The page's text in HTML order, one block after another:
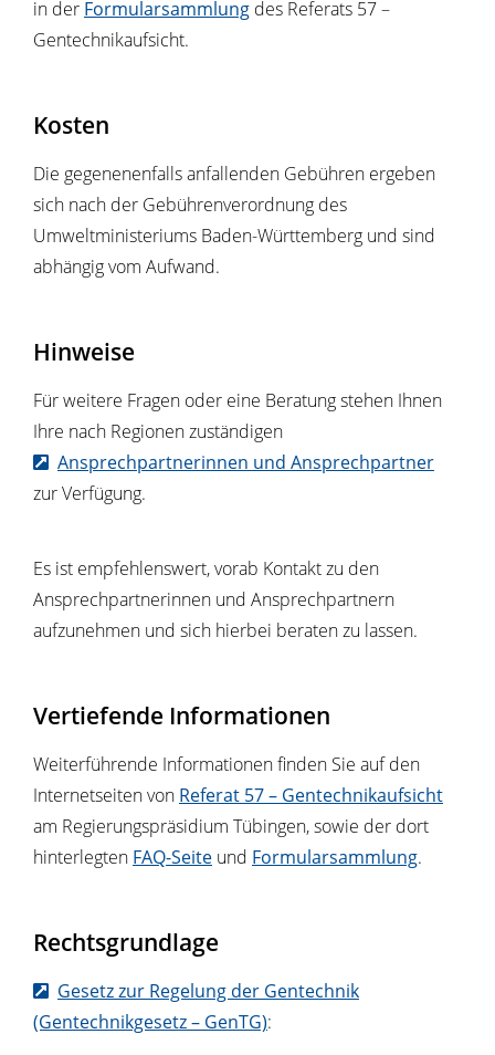
in der Formularsammlung des Referats 57 –
Gentechnikaufsicht.
Kosten
Die gegenenenfalls anfallenden Gebühren ergeben
sich nach der Gebührenverordnung des
Umweltministeriums Baden-Württemberg und sind
abhängig vom Aufwand.
Hinweise
Für weitere Fragen oder eine Beratung stehen Ihnen
Ihre nach Regionen zuständigen
Ansprechpartnerinnen und Ansprechpartner
zur Verfügung.
Es ist empfehlenswert, vorab Kontakt zu den
Ansprechpartnerinnen und Ansprechpartnern
aufzunehmen und sich hierbei beraten zu lassen.
Vertiefende Informationen
Weiterführende Informationen finden Sie auf den
Internetseiten von Referat 57 – Gentechnikaufsicht
am Regierungspräsidium Tübingen, sowie der dort
hinterlegten FAQ-Seite und Formularsammlung.
Rechtsgrundlage
Gesetz zur Regelung der Gentechnik
(Gentechnikgesetz – GenTG):